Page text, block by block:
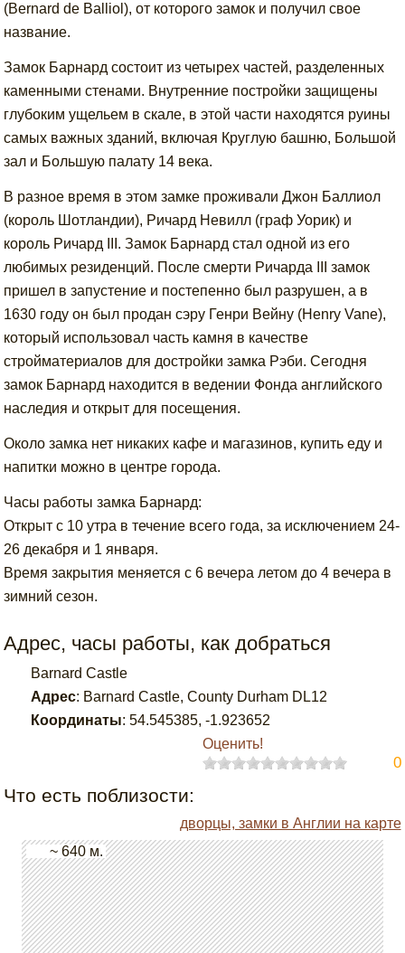
(Bernard de Balliol), от которого замок и получил свое
название.
Замок Барнард состоит из четырех частей, разделенных
каменными стенами. Внутренние постройки защищены
глубоким ущельем в скале, в этой части находятся руины
самых важных зданий, включая Круглую башню, Большой
зал и Большую палату 14 века.
В разное время в этом замке проживали Джон Баллиол
(король Шотландии), Ричард Невилл (граф Уорик) и
король Ричард III. Замок Барнард стал одной из его
любимых резиденций. После смерти Ричарда III замок
пришел в запустение и постепенно был разрушен, а в
1630 году он был продан сэру Генри Вейну (Henry Vane),
который использовал часть камня в качестве
стройматериалов для достройки замка Рэби. Сегодня
замок Барнард находится в ведении Фонда английского
наследия и открыт для посещения.
Около замка нет никаких кафе и магазинов, купить еду и
напитки можно в центре города.
Часы работы замка Барнард:
Открыт с 10 утра в течение всего года, за исключением 24-
26 декабря и 1 января.
Время закрытия меняется с 6 вечера летом до 4 вечера в
зимний сезон.
Адрес, часы работы, как добраться
Barnard Castle
Адрес: Barnard Castle, County Durham DL12
Координаты: 54.545385,-1.923652
Оценить!
0
Что есть поблизости:
дворцы, замки в Англии на карте
~ 640 м.